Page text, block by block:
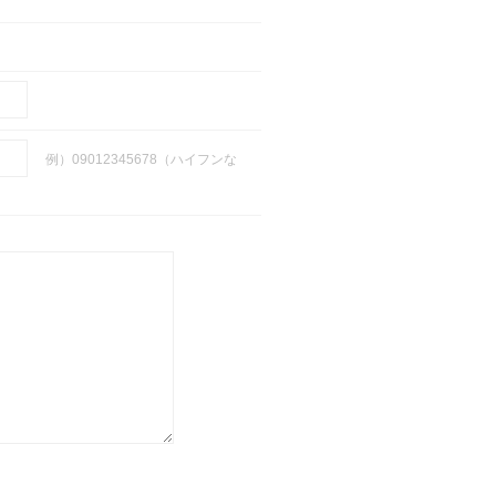
例）09012345678（ハイフンな